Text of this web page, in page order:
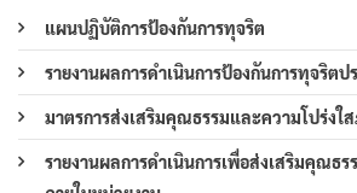
แผนปฏิบัติการป้องกันการทุจริต
รายงานผลการดำเนินการป้องกันการทุจริตป
มาตรการส่งเสริมคุณธรรมและความโปร่งใ
รายงานผลการดำเนินการเพื่อส่งเสริมคุณธร